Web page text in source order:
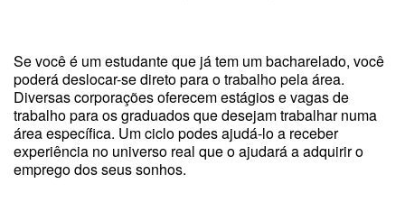
Se você é um estudante que já tem um bacharelado, você
poderá deslocar-se direto para o trabalho pela área.
Diversas corporações oferecem estágios e vagas de
trabalho para os graduados que desejam trabalhar numa
área específica. Um ciclo podes ajudá-lo a receber
experiência no universo real que o ajudará a adquirir o
emprego dos seus sonhos.